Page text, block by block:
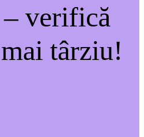
verifică
târziu!